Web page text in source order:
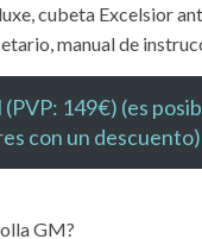
cubeta Excelsior
manual de
149€) (es
con un descuento)